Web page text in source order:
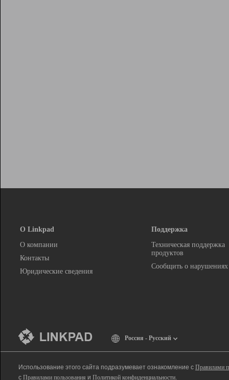
О Linkpad
О компании
Контакты
Юридические сведения
Поддержка
Техническая поддержка
продуктов
Сообщить о нарушениях
Россия - Русский
Использование этого сайта подразумевает ознакомление с Правилами
с Правилами пользования и Политикой конфиденциальности.